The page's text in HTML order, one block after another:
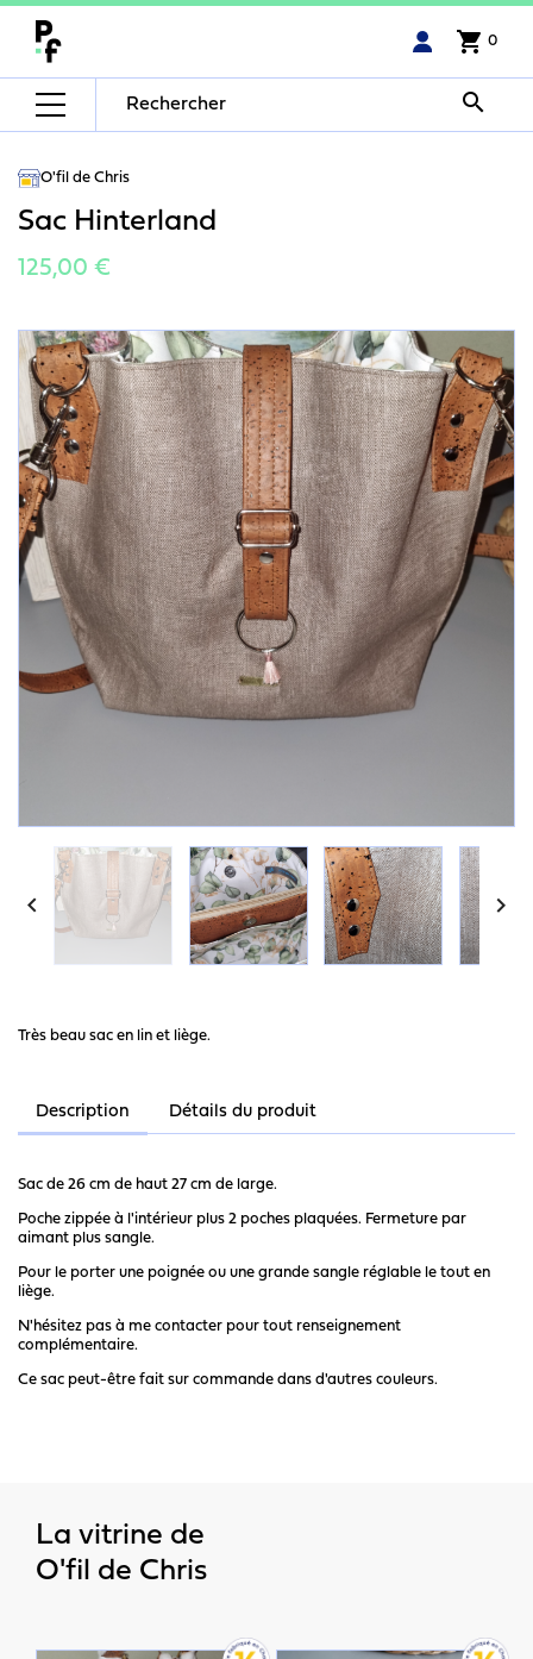
shopping_cart 0

O'fil de Chris
Sac Hinterland
125,00 €
 
Très beau sac en lin et liège.
Description Détails du produit
Sac de 26 cm de haut 27 cm de large.
Poche zippée à l'intérieur plus 2 poches plaquées. Fermeture par
aimant plus sangle.
Pour le porter une poignée ou une grande sangle réglable le tout en
liège.
N'hésitez pas à me contacter pour tout renseignement
complémentaire.
Ce sac peut-être fait sur commande dans d'autres couleurs.
La vitrine de
O'fil de Chris